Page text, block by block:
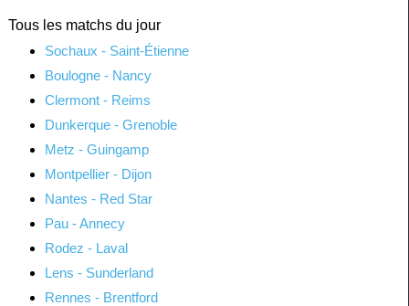
Tous les matchs du jour
Sochaux - Saint-Étienne
Boulogne - Nancy
Clermont - Reims
Dunkerque - Grenoble
Metz - Guingamp
Montpellier - Dijon
Nantes - Red Star
Pau - Annecy
Rodez - Laval
Lens - Sunderland
Rennes - Brentford